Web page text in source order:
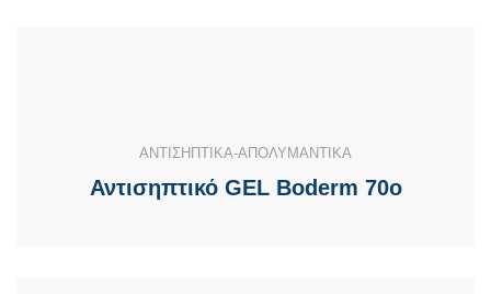
ΑΝΤΙΣΗΠΤΙΚΑ-ΑΠΟΛΥΜΑΝΤΙΚΑ
Αντισηπτικό GEL Boderm 70o